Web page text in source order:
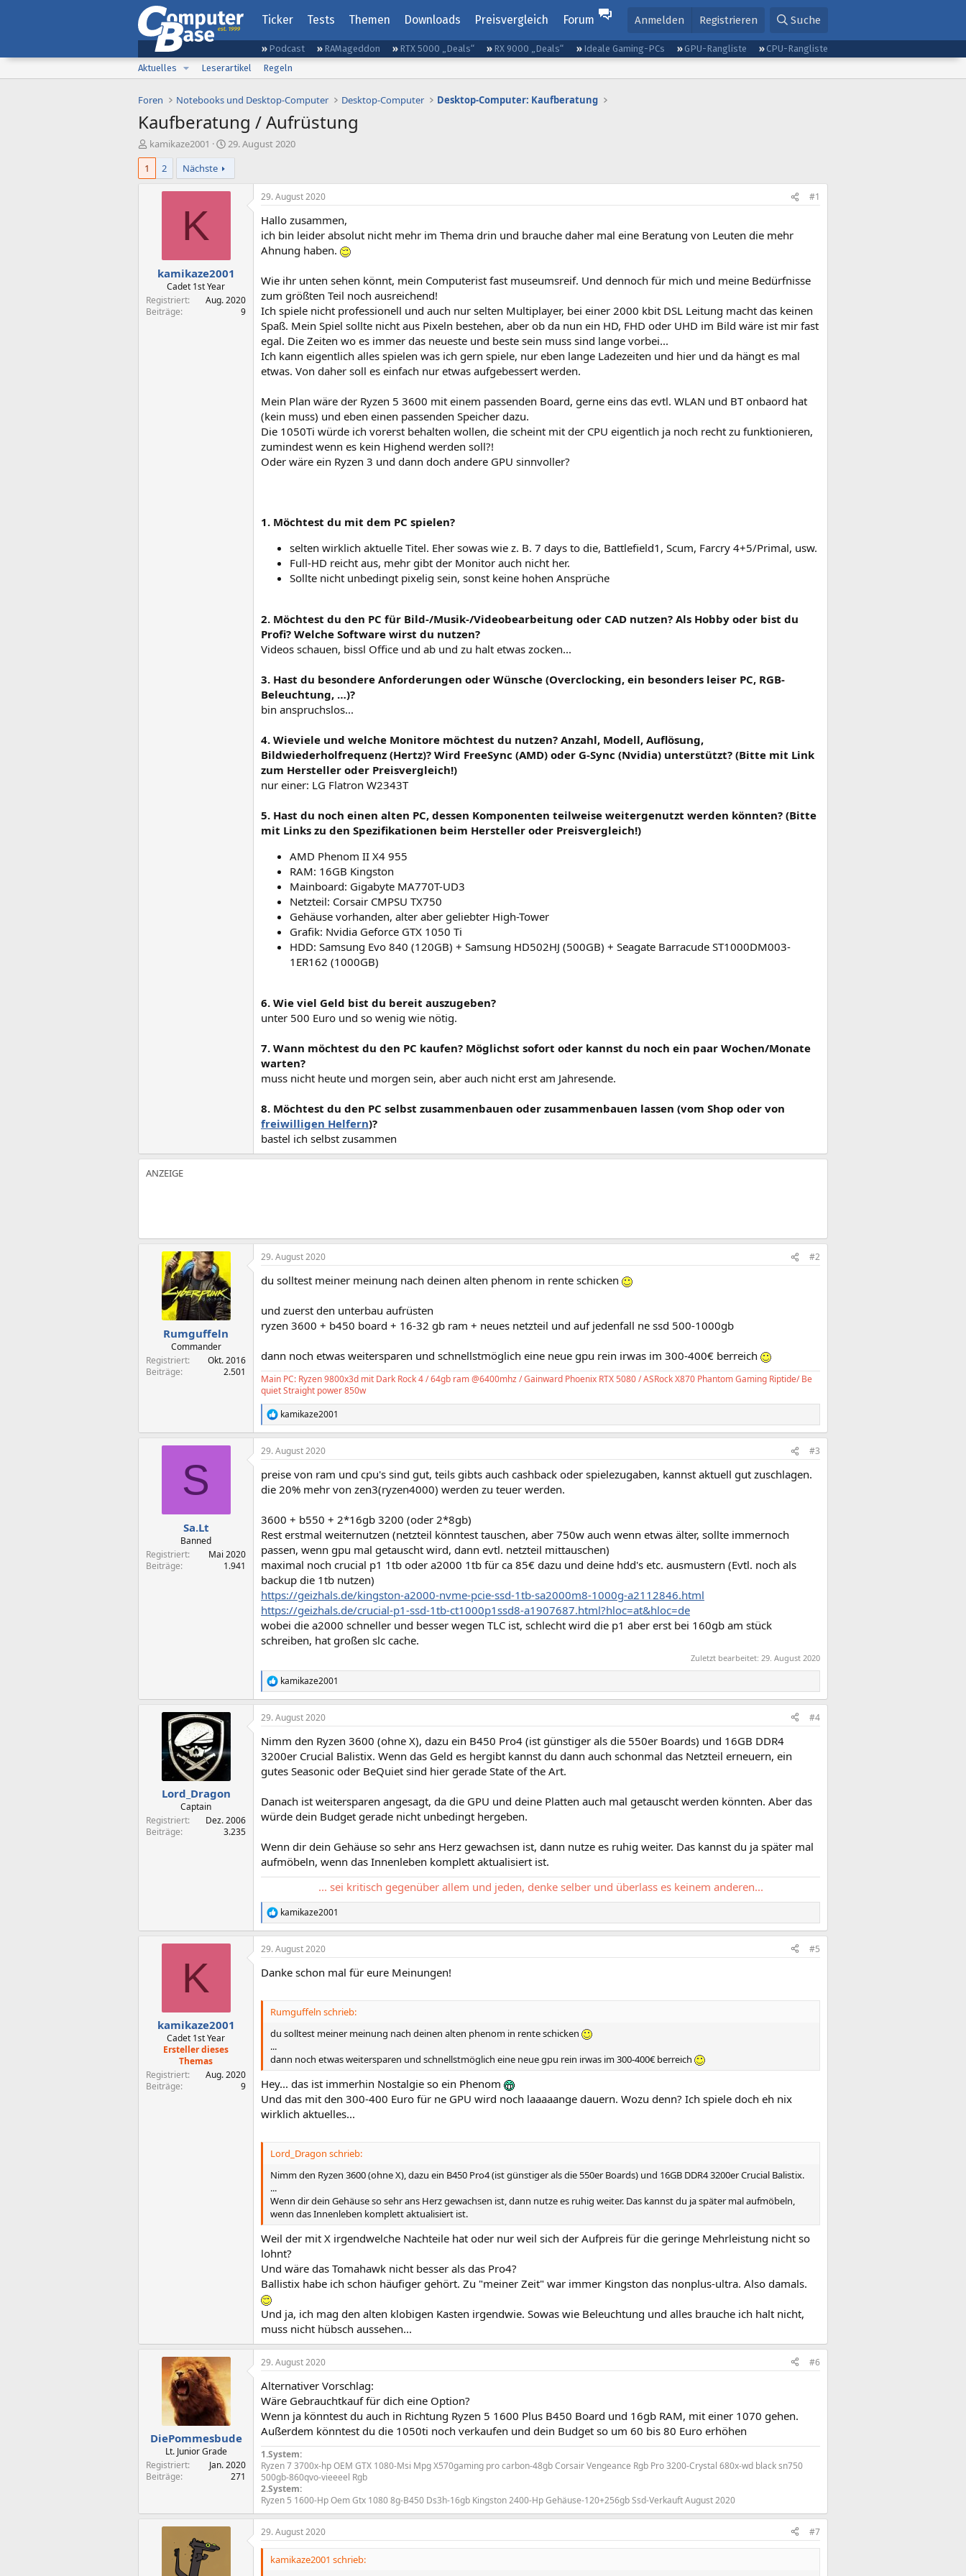
Ticker Tests Themen Downloads Preisvergleich Forum Anmelden Registrieren Suche
Podcast RAMageddon RTX 5000 „Deals“ RX 9000 „Deals“ Ideale Gaming-PCs GPU-Rangliste
CPU-Rangliste
Aktuelles
Leserartikel Regeln
Foren Notebooks und Desktop-Computer Desktop-Computer Desktop-Computer: Kaufberatung
Kaufberatung / Aufrüstung
E
r
t
kamikaze2001
E
r
t
e
m
29. August 2020
1
2 Nächste
K
kamikaze2001
Cadet 1st Year
Registriert
Aug. 2020
Beiträge
9
29. August 2020 #1
Hallo zusammen,
ich bin leider absolut nicht mehr im Thema drin und brauche daher mal eine Beratung von Leuten die mehr
Ahnung haben.
Wie ihr unten sehen könnt, mein Computerist fast museumsreif. Und dennoch für mich und meine Bedürfnisse
zum größten Teil noch ausreichend!
Ich spiele nicht professionell und auch nur selten Multiplayer, bei einer 2000 kbit DSL Leitung macht das keinen
Spaß. Mein Spiel sollte nicht aus Pixeln bestehen, aber ob da nun ein HD, FHD oder UHD im Bild wäre ist mir fast
egal. Die Zeiten wo es immer das neueste und beste sein muss sind lange vorbei...
Ich kann eigentlich alles spielen was ich gern spiele, nur eben lange Ladezeiten und hier und da hängt es mal
etwas. Von daher soll es einfach nur etwas aufgebessert werden.
Mein Plan wäre der Ryzen 5 3600 mit einem passenden Board, gerne eins das evtl. WLAN und BT onbaord hat
(kein muss) und eben einen passenden Speicher dazu.
Die 1050Ti würde ich vorerst behalten wollen, die scheint mit der CPU eigentlich ja noch recht zu funktionieren,
zumindest wenn es kein Highend werden soll?!
Oder wäre ein Ryzen 3 und dann doch andere GPU sinnvoller?
1. Möchtest du mit dem PC spielen?
selten wirklich aktuelle Titel. Eher sowas wie z. B. 7 days to die, Battlefield1, Scum, Farcry 4+5/Primal, usw.
Full-HD reicht aus, mehr gibt der Monitor auch nicht her.
Sollte nicht unbedingt pixelig sein, sonst keine hohen Ansprüche
2. Möchtest du den PC für Bild-/Musik-/Videobearbeitung oder CAD nutzen? Als Hobby oder bist du
Profi? Welche Software wirst du nutzen?
Videos schauen, bissl Office und ab und zu halt etwas zocken...
3. Hast du besondere Anforderungen oder Wünsche (Overclocking, ein besonders leiser PC, RGB-
Beleuchtung, …)?
bin anspruchslos...
4. Wieviele und welche Monitore möchtest du nutzen? Anzahl, Modell, Auflösung,
Bildwiederholfrequenz (Hertz)? Wird FreeSync (AMD) oder G-Sync (Nvidia) unterstützt? (Bitte mit Link
zum Hersteller oder Preisvergleich!)
nur einer: LG Flatron W2343T
5. Hast du noch einen alten PC, dessen Komponenten teilweise weitergenutzt werden könnten? (Bitte
mit Links zu den Spezifikationen beim Hersteller oder Preisvergleich!)
AMD Phenom II X4 955
RAM: 16GB Kingston
Mainboard: Gigabyte MA770T-UD3
Netzteil: Corsair CMPSU TX750
Gehäuse vorhanden, alter aber geliebter High-Tower
Grafik: Nvidia Geforce GTX 1050 Ti
HDD: Samsung Evo 840 (120GB) + Samsung HD502HJ (500GB) + Seagate Barracude ST1000DM003-
1ER162 (1000GB)
6. Wie viel Geld bist du bereit auszugeben?
unter 500 Euro und so wenig wie nötig.
7. Wann möchtest du den PC kaufen? Möglichst sofort oder kannst du noch ein paar Wochen/Monate
warten?
muss nicht heute und morgen sein, aber auch nicht erst am Jahresende.
8. Möchtest du den PC selbst zusammenbauen oder zusammenbauen lassen (vom Shop oder von
freiwilligen Helfern)?
bastel ich selbst zusammen
Rumguffeln
Commander
Registriert
Okt. 2016
Beiträge
2.501
29. August 2020 #2
du solltest meiner meinung nach deinen alten phenom in rente schicken
und zuerst den unterbau aufrüsten
ryzen 3600 + b450 board + 16-32 gb ram + neues netzteil und auf jedenfall ne ssd 500-1000gb
dann noch etwas weitersparen und schnellstmöglich eine neue gpu rein irwas im 300-400€ berreich
Main PC: Ryzen 9800x3d mit Dark Rock 4 / 64gb ram @6400mhz / Gainward Phoenix RTX 5080 / ASRock X870 Phantom Gaming Riptide/ Be
quiet Straight power 850w
R
e
a
k
i
o
n
:
kamikaze2001
S
Sa.Lt
Banned
Registriert
Mai 2020
Beiträge
1.941
29. August 2020 #3
preise von ram und cpu's sind gut, teils gibts auch cashback oder spielezugaben, kannst aktuell gut zuschlagen.
die 20% mehr von zen3(ryzen4000) werden zu teuer werden.
3600 + b550 + 2*16gb 3200 (oder 2*8gb)
Rest erstmal weiternutzen (netzteil könntest tauschen, aber 750w auch wenn etwas älter, sollte immernoch
passen, wenn gpu mal getauscht wird, dann evtl. netzteil mittauschen)
maximal noch crucial p1 1tb oder a2000 1tb für ca 85€ dazu und deine hdd's etc. ausmustern (Evtl. noch als
backup die 1tb nutzen)
https://geizhals.de/kingston-a2000-nvme-pcie-ssd-1tb-sa2000m8-1000g-a2112846.html
https://geizhals.de/crucial-p1-ssd-1tb-ct1000p1ssd8-a1907687.html?hloc=at&hloc=de
wobei die a2000 schneller und besser wegen TLC ist, schlecht wird die p1 aber erst bei 160gb am stück
schreiben, hat großen slc cache.
Zuletzt bearbeitet: 29. August 2020
R
e
a
k
i
o
e
:
kamikaze2001
Lord_Dragon
Captain
Registriert
Dez. 2006
Beiträge
3.235
29. August 2020 #4
Nimm den Ryzen 3600 (ohne X), dazu ein B450 Pro4 (ist günstiger als die 550er Boards) und 16GB DDR4
3200er Crucial Balistix. Wenn das Geld es hergibt kannst du dann auch schonmal das Netzteil erneuern, ein
gutes Seasonic oder BeQuiet sind hier gerade State of the Art.
Danach ist weitersparen angesagt, da die GPU und deine Platten auch mal getauscht werden könnten. Aber das
würde dein Budget gerade nicht unbedingt hergeben.
Wenn dir dein Gehäuse so sehr ans Herz gewachsen ist, dann nutze es ruhig weiter. Das kannst du ja später mal
aufmöbeln, wenn das Innenleben komplett aktualisiert ist.
... sei kritisch gegenüber allem und jeden, denke selber und überlass es keinem anderen...
R
e
a
k
i
kamikaze2001
K
kamikaze2001
Cadet 1st Year
Ersteller dieses
Themas
Registriert
Aug. 2020
Beiträge
9
29. August 2020 #5
Danke schon mal für eure Meinungen!
Rumguffeln schrieb:
du solltest meiner meinung nach deinen alten phenom in rente schicken
...
dann noch etwas weitersparen und schnellstmöglich eine neue gpu rein irwas im 300-400€ berreich
Hey... das ist immerhin Nostalgie so ein Phenom
Und das mit den 300-400 Euro für ne GPU wird noch laaaaange dauern. Wozu denn? Ich spiele doch eh nix
wirklich aktuelles...
Lord_Dragon schrieb:
Nimm den Ryzen 3600 (ohne X), dazu ein B450 Pro4 (ist günstiger als die 550er Boards) und 16GB DDR4 3200er Crucial Balistix.
...
Wenn dir dein Gehäuse so sehr ans Herz gewachsen ist, dann nutze es ruhig weiter. Das kannst du ja später mal aufmöbeln,
wenn das Innenleben komplett aktualisiert ist.
Weil der mit X irgendwelche Nachteile hat oder nur weil sich der Aufpreis für die geringe Mehrleistung nicht so
lohnt?
Und wäre das Tomahawk nicht besser als das Pro4?
Ballistix habe ich schon häufiger gehört. Zu "meiner Zeit" war immer Kingston das nonplus-ultra. Also damals.
Und ja, ich mag den alten klobigen Kasten irgendwie. Sowas wie Beleuchtung und alles brauche ich halt nicht,
muss nicht hübsch aussehen...
DiePommesbude
Lt. Junior Grade
Registriert
Jan. 2020
Beiträge
271
29. August 2020 #6
Alternativer Vorschlag:
Wäre Gebrauchtkauf für dich eine Option?
Wenn ja könntest du auch in Richtung Ryzen 5 1600 Plus B450 Board und 16gb RAM, mit einer 1070 gehen.
Außerdem könntest du die 1050ti noch verkaufen und dein Budget so um 60 bis 80 Euro erhöhen
1.System:
Ryzen 7 3700x-hp OEM GTX 1080-Msi Mpg X570gaming pro carbon-48gb Corsair Vengeance Rgb Pro 3200-Crystal 680x-wd black sn750
500gb-860qvo-vieeeel Rgb
2.System:
Ryzen 5 1600-Hp Oem Gtx 1080 8g-B450 Ds3h-16gb Kingston 2400-Hp Gehäuse-120+256gb Ssd-Verkauft August 2020
29. August 2020 #7
kamikaze2001 schrieb: